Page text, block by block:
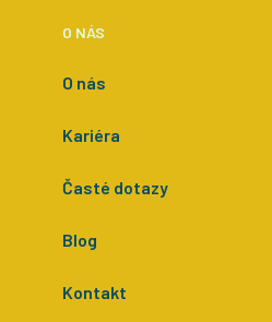
O NÁS
O nás
Kariéra
Časté dotazy
Blog
Kontakt